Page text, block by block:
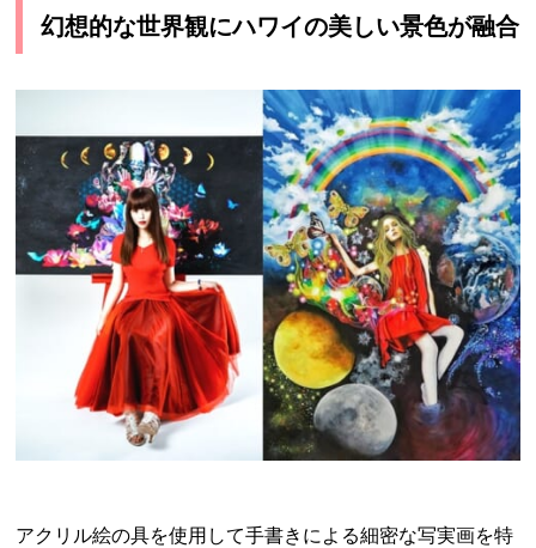
幻想的な世界観にハワイの美しい景色が融合
アクリル絵の具を使用して手書きによる細密な写実画を特